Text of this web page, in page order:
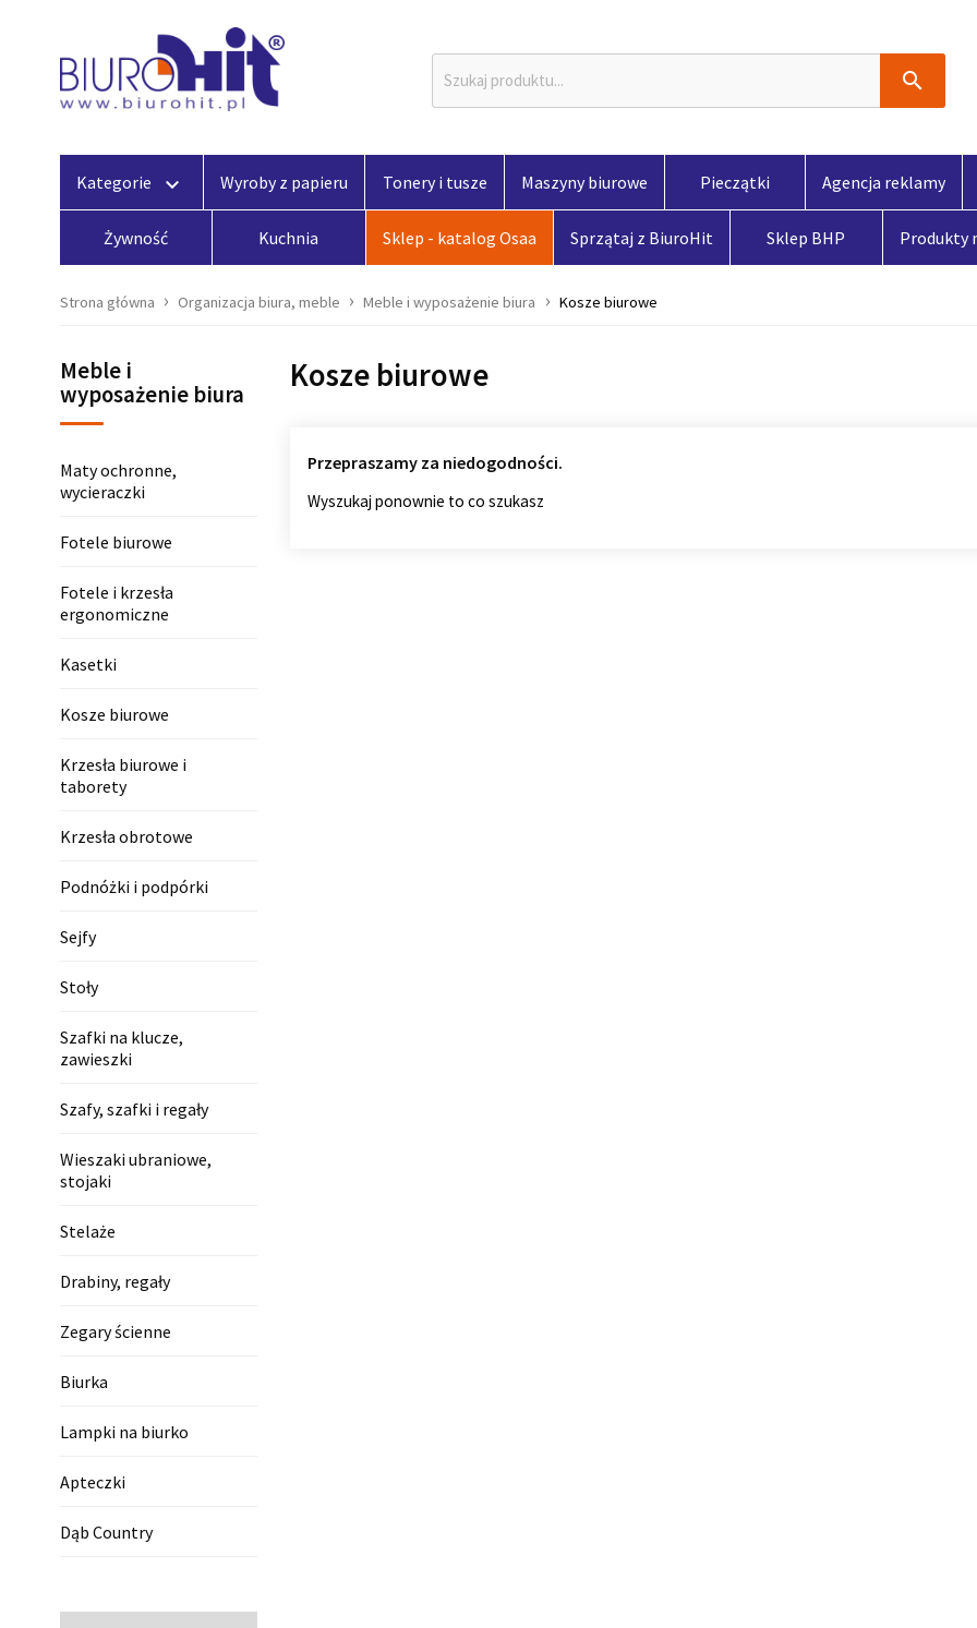

Kategorie keyboard_arrow_down Wyroby z papieru Tonery i tusze Maszyny biurowe Pieczątki Agencja reklamy
Żywność Kuchnia Sklep - katalog Osaa Sprzątaj z BiuroHit Sklep BHP Produkty
Strona główna Organizacja biura, meble Meble i wyposażenie biura Kosze biurowe
Meble i
wyposażenie biura
Maty ochronne,
wycieraczki
Fotele biurowe
Fotele i krzesła
ergonomiczne
Kasetki
Kosze biurowe
Krzesła biurowe i
taborety
Krzesła obrotowe
Podnóżki i podpórki
Sejfy
Stoły
Szafki na klucze,
zawieszki
Szafy, szafki i regały
Wieszaki ubraniowe,
stojaki
Stelaże
Drabiny, regały
Zegary ścienne
Biurka
Lampki na biurko
Apteczki
Dąb Country
Kosze biurowe
Przepraszamy za niedogodności.
Wyszukaj ponownie to co szukasz